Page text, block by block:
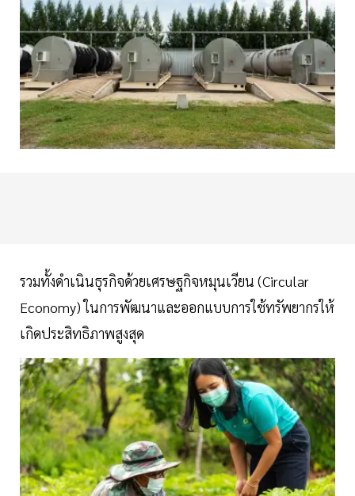
รวมทั้งดำเนินธุรกิจด้วยเศรษฐกิจหมุนเวียน (Circular
Economy) ในการพัฒนาและออกแบบการใช้ทรัพยากรให้
เกิดประสิทธิภาพสูงสุด